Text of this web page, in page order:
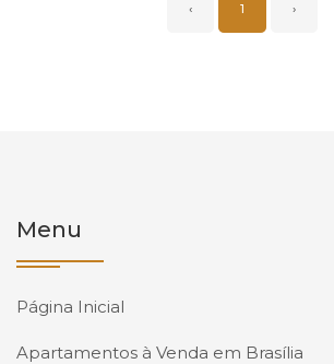
‹ 1 ›
Menu
Página Inicial
Apartamentos à Venda em Brasília